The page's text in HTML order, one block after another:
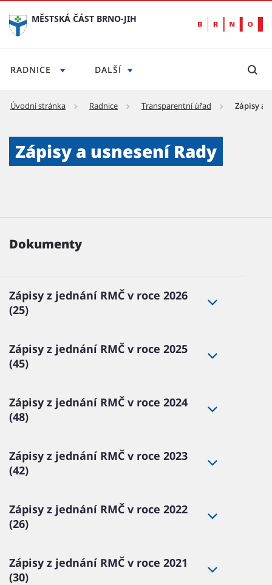
MĚSTSKÁ ČÁST BRNO-JIH
RADNICE DALŠÍ
Úvodní stránka Radnice Transparentní úřad Zápisy a
Zápisy a usnesení Rady
Dokumenty
Zápisy z jednání RMČ v roce 2026
(25)
Zápisy z jednání RMČ v roce 2025
(45)
Zápisy z jednání RMČ v roce 2024
(48)
Zápisy z jednání RMČ v roce 2023
(42)
Zápisy z jednání RMČ v roce 2022
(26)
Zápisy z jednání RMČ v roce 2021
(30)